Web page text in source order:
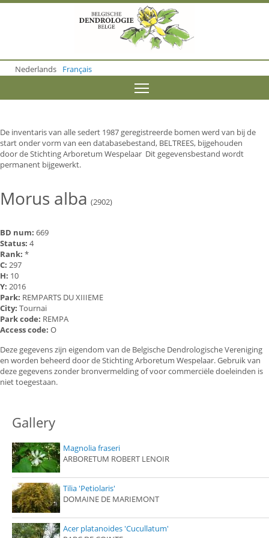
o
m
o
n
t
e
n
Nederlands Français
De inventaris van alle sedert 1987 geregistreerde bomen werd van bij de
start onder vorm van een databasebestand, BELTREES, bijgehouden
door de Stichting Arboretum Wespelaar Dit gegevensbestand wordt
permanent bijgewerkt.
Morus alba (2902)
BD num: 669
Status: 4
Rank: *
C: 297
H: 10
Y: 2016
Park: REMPARTS DU XIIIEME
City: Tournai
Park code: REMPA
Access code: O
Deze gegevens zijn eigendom van de Belgische Dendrologische Vereniging
en worden beheerd door de Stichting Arboretum Wespelaar. Gebruik van
deze gegevens zonder bronvermelding of voor commerciële doeleinden is
niet toegestaan.
Gallery
Magnolia fraseri
ARBORETUM ROBERT LENOIR
Tilia 'Petiolaris'
DOMAINE DE MARIEMONT
Acer platanoides 'Cucullatum'